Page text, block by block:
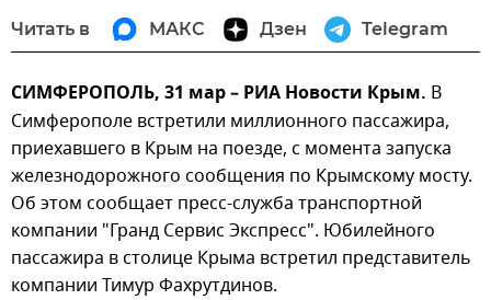
Читать в МАКС Дзен Telegram
СИМФЕРОПОЛЬ, 31 мар – РИА Новости Крым. В
Симферополе встретили миллионного пассажира,
приехавшего в Крым на поезде, с момента запуска
железнодорожного сообщения по Крымскому мосту.
Об этом сообщает пресс-служба транспортной
компании "Гранд Сервис Экспресс". Юбилейного
пассажира в столице Крыма встретил представитель
компании Тимур Фахрутдинов.